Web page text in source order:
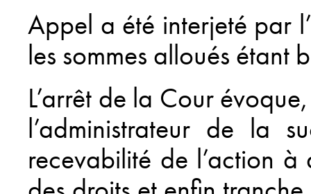
Appel a été interjeté par
les sommes alloués étant
L’arrêt de la Cour
l’administrateur de la
recevabilité de l’action